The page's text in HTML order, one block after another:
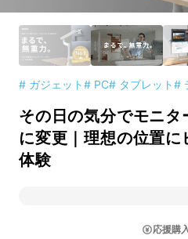
# ガジェット# PC# タブレット#
その日の気分でモニ
に変更｜理想の位置
体験
応援購